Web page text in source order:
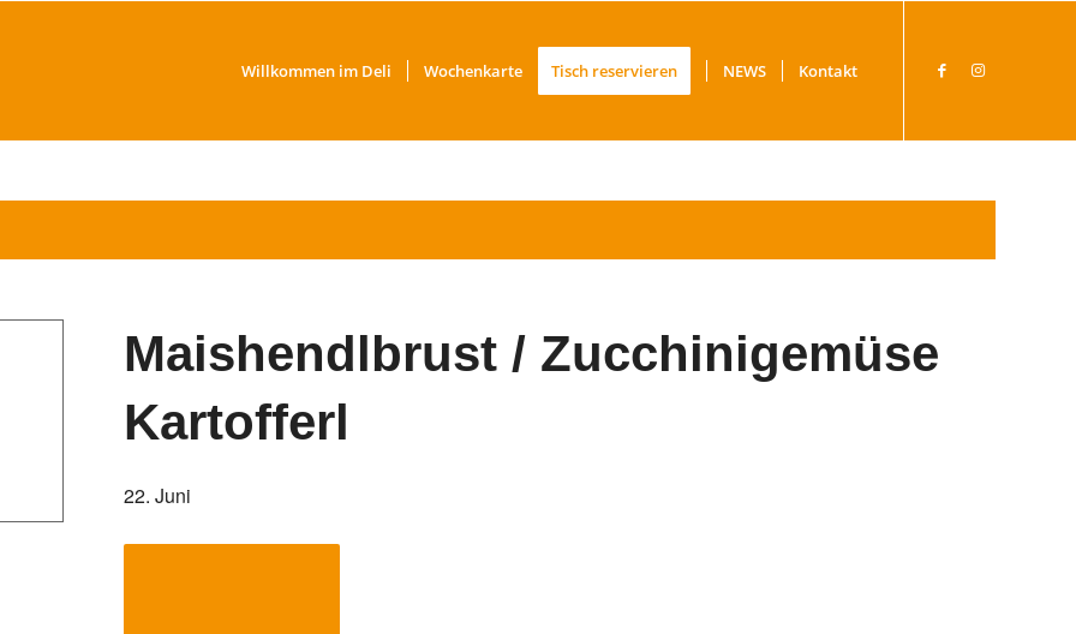
Willkommen im Deli Wochenkarte Tisch reservieren NEWS Kontakt
Maishendlbrust / Zucchinigemüse
Kartofferl
22. Juni